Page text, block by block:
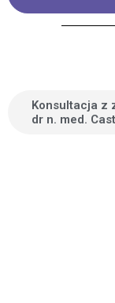
Konsultacja z
dr n. med.